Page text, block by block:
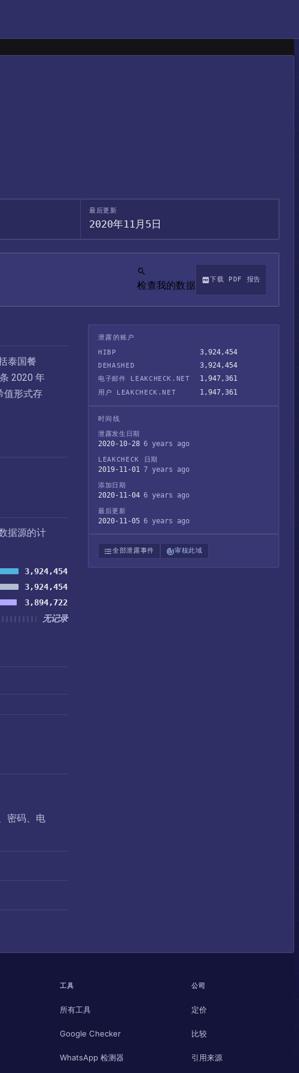
最后更新
2020年11月5日
检查我的数据
下载 PDF 报告
泰国餐
2020 年
值形式存
据源的计
3,924,454
3,924,454
3,894,722
无记录
密码、电
泄露的账户
HIBP
3,924,454
DEHASHED 3,924,454
电子邮件 LEAKCHECK.NET 1,947,361
用户 LEAKCHECK.NET 1,947,361
时间线
泄露发生日期
2020-10-28 6 years ago
LEAKCHECK 日期
2019-11-01 7 years ago
添加日期
2020-11-04 6 years ago
最后更新
2020-11-05 6 years ago
全部泄露事件 审核此域
工具
所有工具
Google Checker
WhatsApp 检测器
公司
定价
比较
引用来源